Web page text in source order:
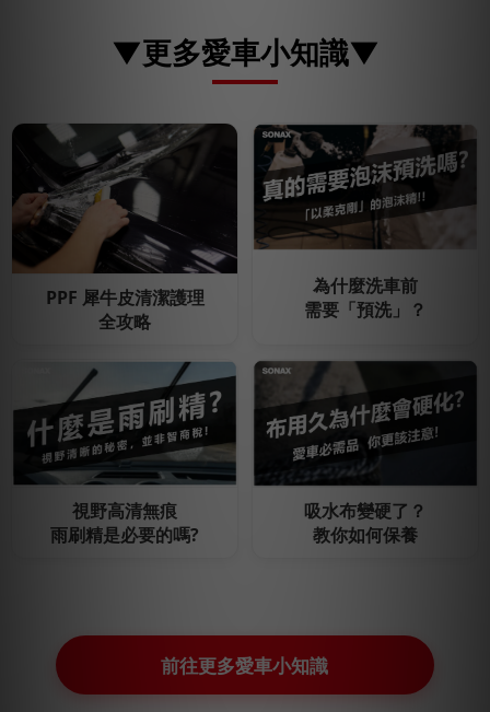
▼更多愛車小知識▼
PPF 犀牛皮清潔護理
全攻略
為什麼洗車前
需要「預洗」？
視野高清無痕
雨刷精是必要的嗎?
吸水布變硬了？
教你如何保養
前往更多愛車小知識